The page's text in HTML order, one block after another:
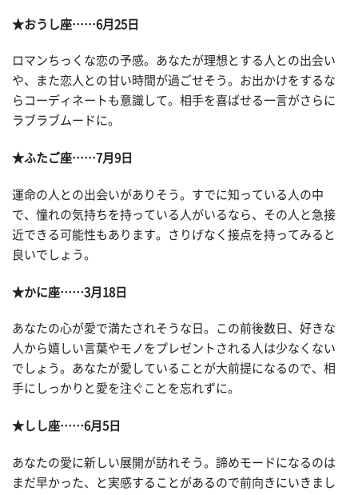
★おうし座……6月25日
ロマンちっくな恋の予感。あなたが理想とする人との出会い
や、また恋人との甘い時間が過ごせそう。お出かけをするな
らコーディネートも意識して。相手を喜ばせる一言がさらに
ラブラブムードに。
★ふたご座……7月9日
運命の人との出会いがありそう。すでに知っている人の中
で、憧れの気持ちを持っている人がいるなら、その人と急接
近できる可能性もあります。さりげなく接点を持ってみると
良いでしょう。
★かに座……3月18日
あなたの心が愛で満たされそうな日。この前後数日、好きな
人から嬉しい言葉やモノをプレゼントされる人は少なくない
でしょう。あなたが愛していることが大前提になるので、相
手にしっかりと愛を注ぐことを忘れずに。
★しし座……6月5日
あなたの愛に新しい展開が訪れそう。諦めモードになるのは
まだ早かった、と実感することがあるので前向きにいきまし